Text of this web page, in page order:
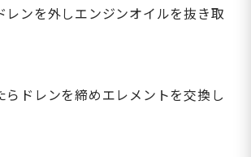
レンを外しエンジンオイルを抜き取
らドレンを締めエレメントを交換し